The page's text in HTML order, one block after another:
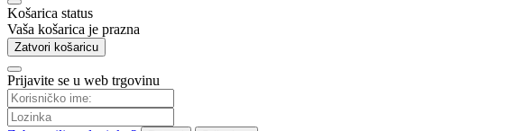
Košarica status
Vaša košarica je prazna
Zatvori košaricu
Prijavite se u web trgovinu